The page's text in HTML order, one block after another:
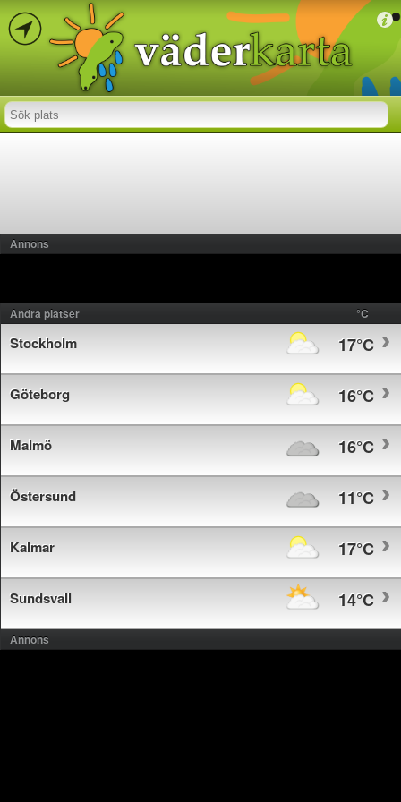
Annons
Andra platser °C
17°C
Stockholm
16°C
Göteborg
16°C
Malmö
11°C
Östersund
17°C
Kalmar
14°C
Sundsvall
Annons